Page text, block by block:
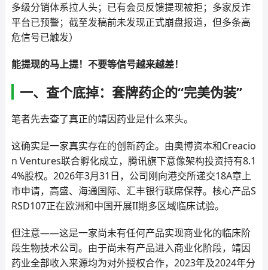
多级分销体系拉人头；已有会员反馈提现被拒；多家反诈
平台已预警；截至发稿前未发现正式崩盘报道，但多条高
危信号已触发）
能提现的马上提！不要等信号越来越差！
一、查个底掉：套牌药企的“完美伪装”
笔者先去查了真正的靖因药业是什么来头。
这确实是一家真实存在的创新药企。由奥博资本和Creacio
n Ventures联合孵化成立，腾讯旗下意像架构投资持有8.1
4%股权。2026年3月31日，公司刚向港交所递交18A章上
市申请，高盛、海通国际、汇丰银行联席保荐。核心产品S
RSD107正在欧洲和中国开展II期多区域临床试验。
但注意——这是一家尚未有任何产品实现商业化的临床阶
段生物技术公司。由于尚未有产品进入商业化阶段，靖因
药业全部收入来源均为对外授权合作，2023年及2024年分